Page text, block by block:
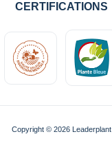
CERTIFICATIONS
Copyright © 2026 Leaderplant